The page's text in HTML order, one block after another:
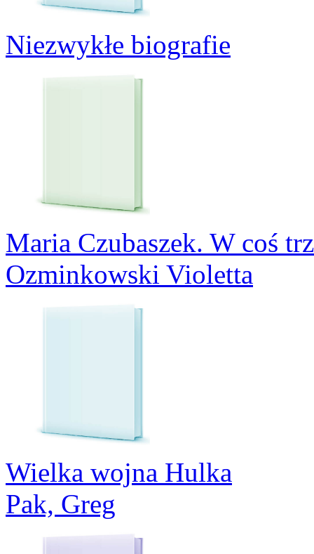
Niezwykłe biografie
Maria Czubaszek. W coś
Ozminkowski Violetta
Wielka wojna Hulka
Pak, Greg